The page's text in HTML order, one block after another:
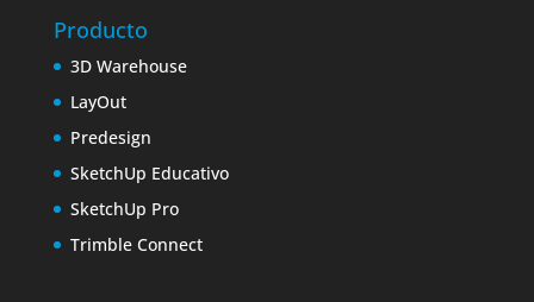
Producto
3D Warehouse
LayOut
Predesign
SketchUp Educativo
SketchUp Pro
Trimble Connect